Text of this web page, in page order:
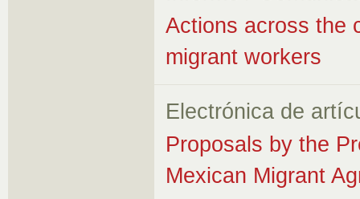
Actions across the
migrant workers
Electrónica de
Proposals by the
Mexican Migrant